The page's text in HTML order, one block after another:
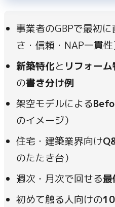
事業者のGBPで最初に
さ・信頼・NAP一貫性
新築特化と リフォー
の書き分け例
架空モデルによる
のイメージ）
住宅・建築業界向け
のたたき台）
週次・月次で回せる最
初めて触る人向けの